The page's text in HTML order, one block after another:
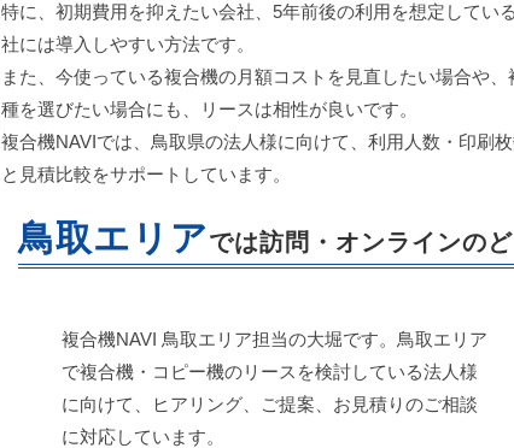
特に、初期費用を抑えたい会社、5年前後の利用を想定してい
社には導入しやすい方法です。
また、今使っている複合機の月額コストを見直したい場合や
種を選びたい場合にも、リースは相性が良いです。
複合機NAVIでは、鳥取県の法人様に向けて、利用人数・印刷
と見積比較をサポートしています。
鳥取エリアでは訪問・オンラインの
複合機NAVI 鳥取エリア担当の大堀です。鳥取エリア
で複合機・コピー機のリースを検討している法人様
に向けて、ヒアリング、ご提案、お見積りのご相談
に対応しています。